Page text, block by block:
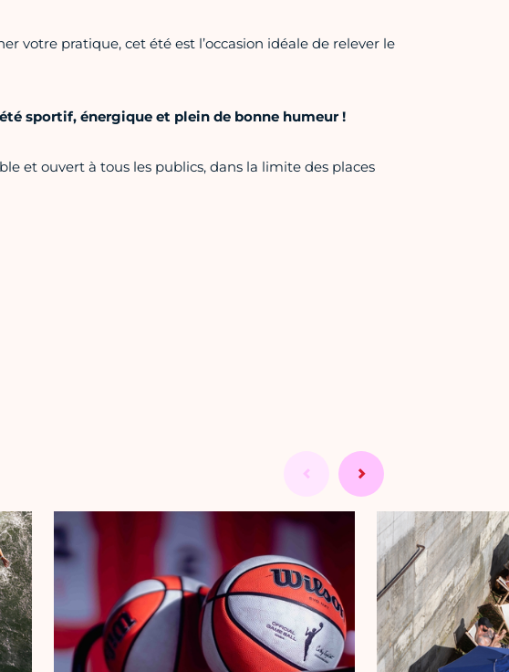
votre pratique, cet été est l’occasion idéale de relever le
sportif, énergique et plein de bonne humeur !
et ouvert à tous les publics, dans la limite des places